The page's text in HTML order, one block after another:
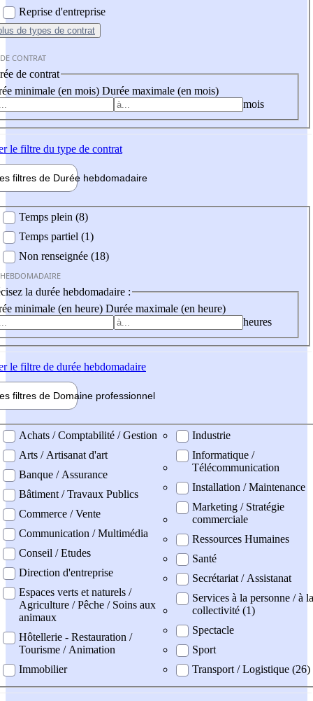
Reprise d'entreprise
de types de contrat
CONTRAT
de contrat
minimale (en mois) Durée maximale (en mois)
mois
le filtre du type de contrat
filtres de Durée hebdomadaire
Temps plein (8)
Temps partiel (1)
Non renseignée (18)
la durée hebdomadaire :
minimale (en heure) Durée maximale (en heure)
heures
le filtre de durée hebdomadaire
filtres de Domaine professionnel
professionel
Achats / Comptabilité / Gestion
Arts / Artisanat d'art
Banque / Assurance
Bâtiment / Travaux Publics
Commerce / Vente
Communication / Multimédia
Conseil / Etudes
Direction d'entreprise
Espaces verts et naturels /
Agriculture / Pêche / Soins aux
animaux
Hôtellerie - Restauration /
Tourisme / Animation
Immobilier
Industrie
Informatique /
Télécommunication
Installation / Maintenance
Marketing / Stratégie
commerciale
Ressources Humaines
Santé
Secrétariat / Assistanat
Services à la personne / à la
collectivité (1)
Spectacle
Sport
Transport / Logistique (26)